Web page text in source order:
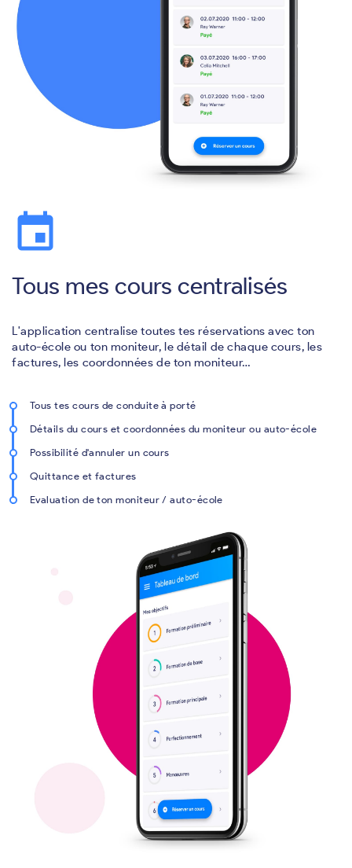
event
Tous mes cours centralisés
L'application centralise toutes tes réservations avec ton
auto-école ou ton moniteur, le détail de chaque cours, les
factures, les coordonnées de ton moniteur…
Tous tes cours de conduite à porté
Détails du cours et coordonnées du moniteur ou auto-école
Possibilité d'annuler un cours
Quittance et factures
Evaluation de ton moniteur / auto-école